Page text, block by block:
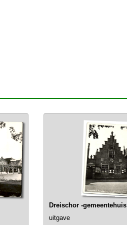
Dreischor -gemeentehuis
uitgave